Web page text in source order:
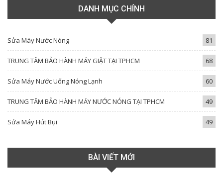
DANH MỤC CHÍNH
Sửa Máy Nước Nóng 81
TRUNG TÂM BẢO HÀNH MÁY GIẶT TẠI TPHCM 68
Sửa Máy Nước Uống Nóng Lạnh 60
TRUNG TÂM BẢO HÀNH MÁY NƯỚC NÓNG TẠI TPHCM 49
Sửa Máy Hút Bụi 49
BÀI VIẾT MỚI